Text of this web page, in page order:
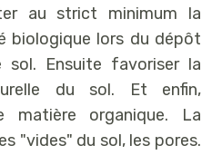
au strict minimum la
biologique lors du dépôt
Ensuite favoriser la
du sol. Et enfin,
organique. La
"vides" du sol, les pores.